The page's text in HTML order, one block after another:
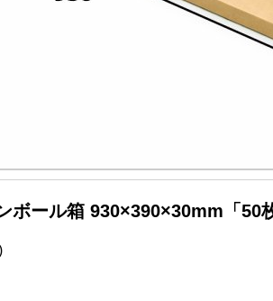
ボール箱 930×390×30mm「50